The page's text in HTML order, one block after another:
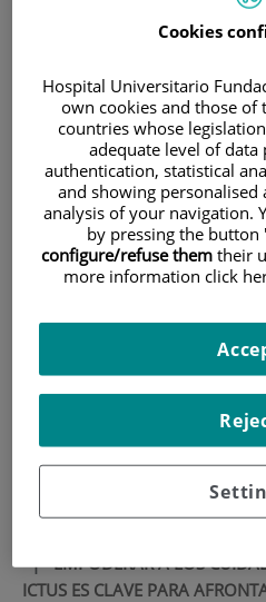
Research
Teaching
Teléfono de
900
|EMPODERAR A LOS
ICTUS ES CLAVE PARA
Cookies
Hospital Universitario
own cookies and those of
countries whose
adequate level of
authentication, statistical
and showing
analysis of your navigation.
by pressing the button
configure/refuse them their
more information click